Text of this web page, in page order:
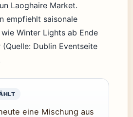
Laoghaire Market.
empfiehlt saisonale
Winter Lights ab Ende
(Quelle: Dublin Eventseite
eine Mischung aus